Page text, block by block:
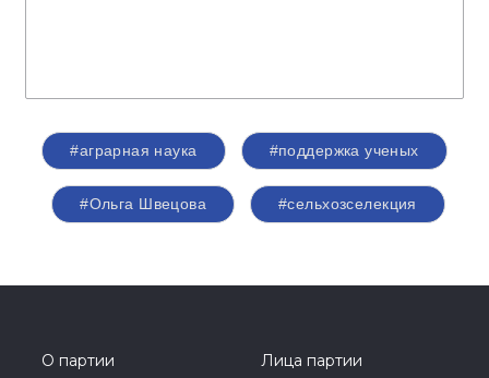
#аграрная наука #поддержка ученых
#Ольга Швецова #сельхозселекция
О партии
Лица партии